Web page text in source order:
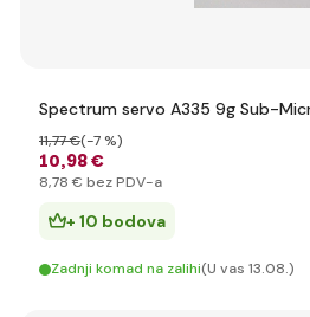
Spectrum servo A335 9g Sub-
10,98 €
11,77 €(-7 %)
8,78 € bez PDV-a
+ 10 bodova
Zadnji komad na zalihi(U vas 13.08.)